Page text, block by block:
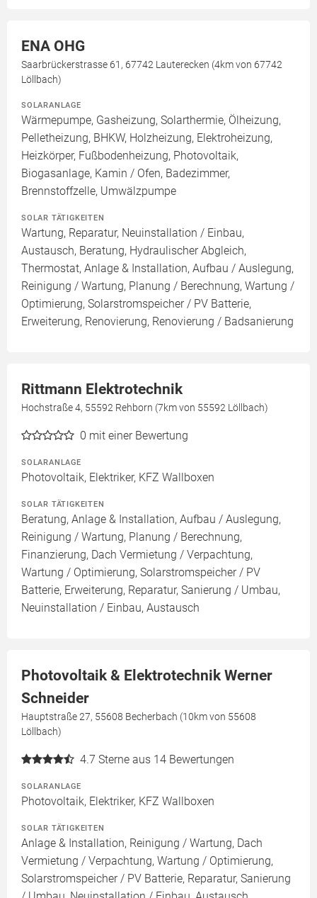
ENA OHG
Saarbrückerstrasse 61, 67742 Lauterecken (4km von 67742
Löllbach)
SOLARANLAGE
Wärmepumpe, Gasheizung, Solarthermie, Ölheizung,
Pelletheizung, BHKW, Holzheizung, Elektroheizung,
Heizkörper, Fußbodenheizung, Photovoltaik,
Biogasanlage, Kamin / Ofen, Badezimmer,
Brennstoffzelle, Umwälzpumpe
SOLAR TÄTIGKEITEN
Wartung, Reparatur, Neuinstallation / Einbau,
Austausch, Beratung, Hydraulischer Abgleich,
Thermostat, Anlage & Installation, Aufbau / Auslegung,
Reinigung / Wartung, Planung / Berechnung, Wartung /
Optimierung, Solarstromspeicher / PV Batterie,
Erweiterung, Renovierung, Renovierung / Badsanierung
Rittmann Elektrotechnik
Hochstraße 4, 55592 Rehborn (7km von 55592 Löllbach)
0 mit einer Bewertung
SOLARANLAGE
Photovoltaik, Elektriker, KFZ Wallboxen
SOLAR TÄTIGKEITEN
Beratung, Anlage & Installation, Aufbau / Auslegung,
Reinigung / Wartung, Planung / Berechnung,
Finanzierung, Dach Vermietung / Verpachtung,
Wartung / Optimierung, Solarstromspeicher / PV
Batterie, Erweiterung, Reparatur, Sanierung / Umbau,
Neuinstallation / Einbau, Austausch
Photovoltaik & Elektrotechnik Werner
Schneider
Hauptstraße 27, 55608 Becherbach (10km von 55608
Löllbach)
4.7 Sterne aus 14 Bewertungen
SOLARANLAGE
Photovoltaik, Elektriker, KFZ Wallboxen
SOLAR TÄTIGKEITEN
Anlage & Installation, Reinigung / Wartung, Dach
Vermietung / Verpachtung, Wartung / Optimierung,
Solarstromspeicher / PV Batterie, Reparatur, Sanierung